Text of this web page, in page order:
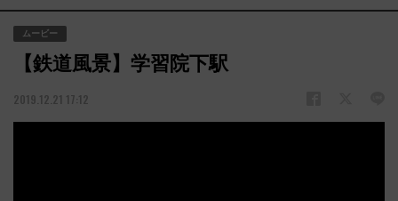
ムービー
【鉄道風景】学習院下駅
2019.12.21 17:12